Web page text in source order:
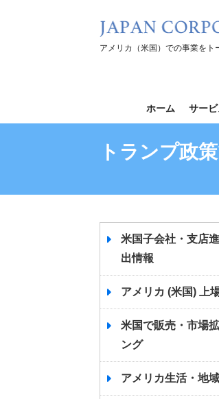
ス
アメリカ（米国）での事業をト
ホーム サービ
トランプ政
米国子会社・支店
出情報
アメリカ (米国) 上
米国で販売・市場
ング
アメリカ生活・地